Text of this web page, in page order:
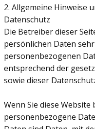
2. Allgemeine Hinweise
Datenschutz
Die Betreiber dieser
persönlichen Daten
personenbezogenen
entsprechend der
sowie dieser
Wenn Sie diese
personenbezogene